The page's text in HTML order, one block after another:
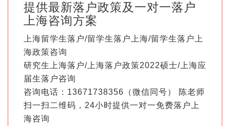
提供最新落户政策及一对一落户
上海咨询方案
上海留学生落户/留学生落户上海/留学生落户上
海政策咨询
研究生上海落户/上海落户政策2022硕士/上海应
届生落户咨询
咨询电话：13671738356（微信同号） 陈老师
扫一扫二维码，24小时提供一对一免费落户上
海咨询